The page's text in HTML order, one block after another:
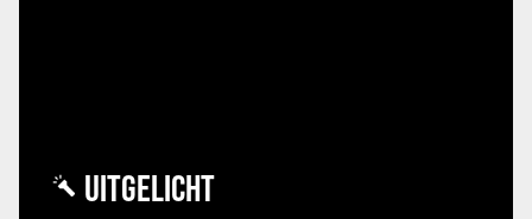
UITGELICHT